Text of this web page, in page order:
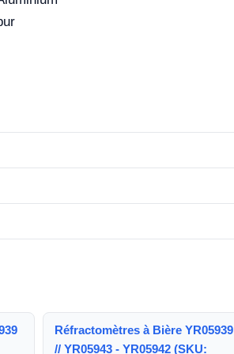
Réfractomètres à Bière YR05939
// YR05943 - YR05942 (SKU: